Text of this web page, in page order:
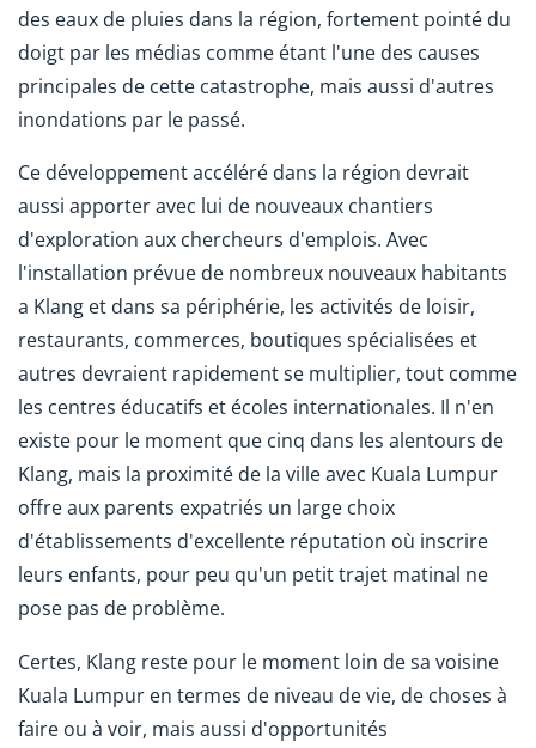
des eaux de pluies dans la région, fortement pointé du
doigt par les médias comme étant l'une des causes
principales de cette catastrophe, mais aussi d'autres
inondations par le passé.
Ce développement accéléré dans la région devrait
aussi apporter avec lui de nouveaux chantiers
d'exploration aux chercheurs d'emplois. Avec
l'installation prévue de nombreux nouveaux habitants
a Klang et dans sa périphérie, les activités de loisir,
restaurants, commerces, boutiques spécialisées et
autres devraient rapidement se multiplier, tout comme
les centres éducatifs et écoles internationales. Il n'en
existe pour le moment que cinq dans les alentours de
Klang, mais la proximité de la ville avec Kuala Lumpur
offre aux parents expatriés un large choix
d'établissements d'excellente réputation où inscrire
leurs enfants, pour peu qu'un petit trajet matinal ne
pose pas de problème.
Certes, Klang reste pour le moment loin de sa voisine
Kuala Lumpur en termes de niveau de vie, de choses à
faire ou à voir, mais aussi d'opportunités